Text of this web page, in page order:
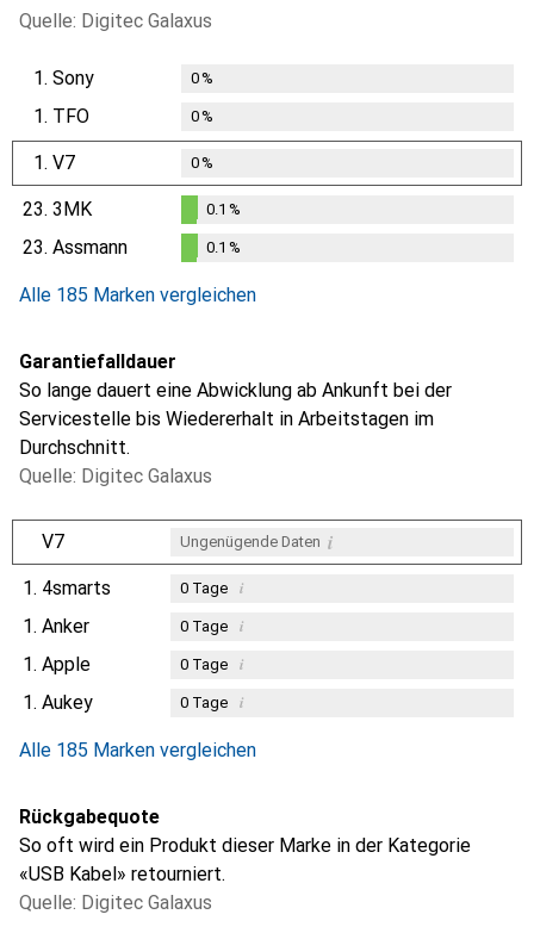
Quelle: Digitec Galaxus
1. Sony 0%
1. TFO 0%
1. V7 0%
23. 3MK
%
0.1 %
23. Assmann 0.1 %
Alle 185 Marken vergleichen
Garantiefalldauer
So lange dauert eine Abwicklung ab Ankunft bei der
Servicestelle bis Wiedererhalt in Arbeitstagen im
Durchschnitt.
Quelle: Digitec Galaxus
V7 Ungenügende Daten i
1. 4smarts 0Tage i
1. Anker 0Tage i
1. Apple 0Tage i
1. Aukey 0Tage i
Alle 185 Marken vergleichen
Rückgabequote
So oft wird ein Produkt dieser Marke in der Kategorie
«USB Kabel» retourniert.
Quelle: Digitec Galaxus